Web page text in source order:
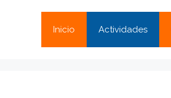
Inicio Actividades